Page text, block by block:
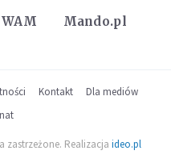
Mando.pl
Kontakt
Dla mediów
zastrzeżone. Realizacja ideo.pl